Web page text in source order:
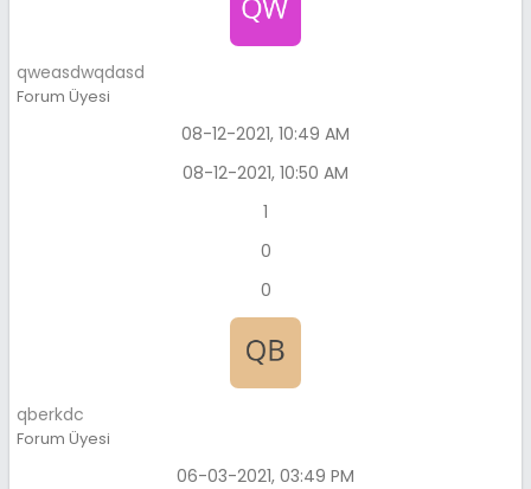
qweasdwqdasd
Forum Üyesi
08-12-2021, 10:49 AM
08-12-2021, 10:50 AM
1
0
0
qberkdc
Forum Üyesi
06-03-2021, 03:49 PM